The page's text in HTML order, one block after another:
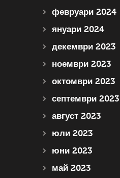
февруари 2024
януари 2024
декември 2023
ноември 2023
октомври 2023
септември 2023
август 2023
юли 2023
юни 2023
май 2023